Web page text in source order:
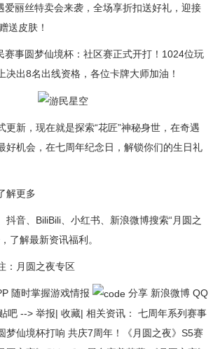
爱丽丝特卖会来袭，全场享折扣送好礼，迎接
送皮肤！
赛事圆梦仙境杯：社区赛正式开打！1024位玩
决出8名出线资格，各位卡牌大师加油！
更新，现在就是探索“花匠”神秘身世，在奇遇
好机会，在七周年纪念日，解锁你们的生日礼
解更多
抖音、BiliBili、小红书、新浪微博搜索“月圆之
了解最新资讯福利。
：月圆之夜专区
随时掌握游戏情报
分享 新浪微博 QQ
吧 --> 举报| 收藏| 相关资讯： 七周年系列赛事
梦仙境杯打响 共庆7周年！《月圆之夜》S5赛